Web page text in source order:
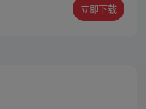
立即下载